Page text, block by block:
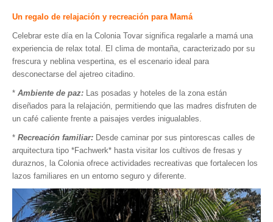
Un regalo de relajación y recreación para Mamá
Celebrar este día en la Colonia Tovar significa regalarle a mamá una
experiencia de relax total. El clima de montaña, caracterizado por su
frescura y neblina vespertina, es el escenario ideal para
desconectarse del ajetreo citadino.
* Ambiente de paz: Las posadas y hoteles de la zona están
diseñados para la relajación, permitiendo que las madres disfruten de
un café caliente frente a paisajes verdes inigualables.
* Recreación familiar: Desde caminar por sus pintorescas calles de
arquitectura tipo *Fachwerk* hasta visitar los cultivos de fresas y
duraznos, la Colonia ofrece actividades recreativas que fortalecen los
lazos familiares en un entorno seguro y diferente.